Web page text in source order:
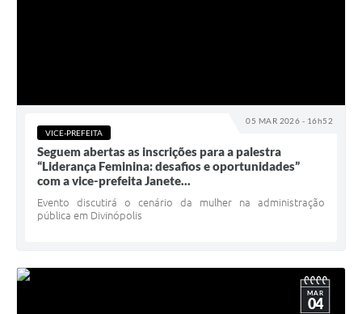
05 MAR 2026 - 16h52
VICE-PREFEITA
Seguem abertas as inscrições para a palestra
“Liderança Feminina: desafios e oportunidades”
com a vice-prefeita Janete...
Evento discutirá o cenário da mulher na administração
pública em Divinópolis
MAR
04